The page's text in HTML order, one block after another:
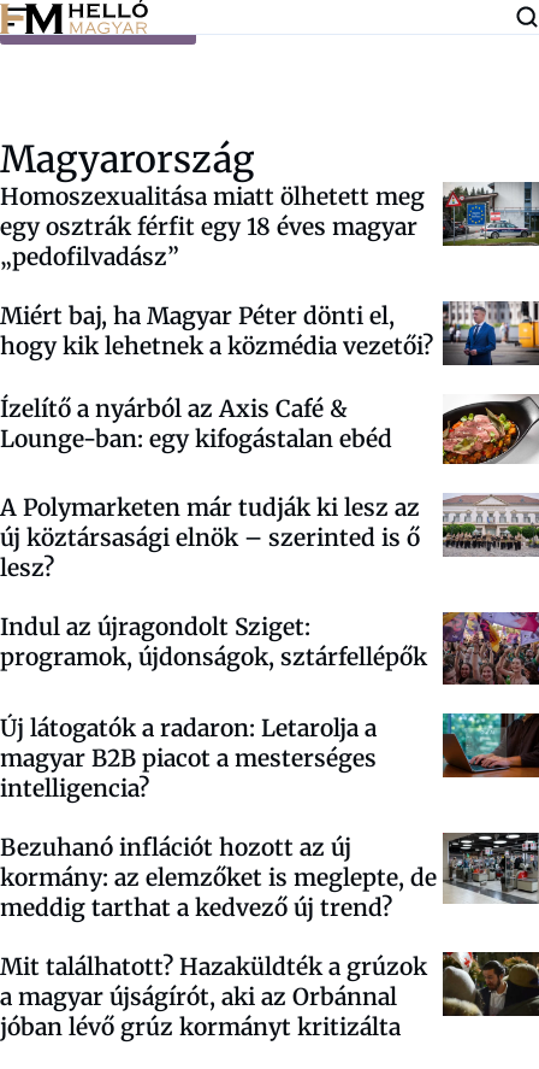
Ugrás a tartalomra
Magyarország
Homoszexualitása miatt ölhetett meg
egy osztrák férfit egy 18 éves magyar
„pedofilvadász”
Miért baj, ha Magyar Péter dönti el,
hogy kik lehetnek a közmédia vezetői?
Ízelítő a nyárból az Axis Café &
Lounge-ban: egy kifogástalan ebéd
A Polymarketen már tudják ki lesz az
új köztársasági elnök – szerinted is ő
lesz?
Indul az újragondolt Sziget:
programok, újdonságok, sztárfellépők
Új látogatók a radaron: Letarolja a
magyar B2B piacot a mesterséges
intelligencia?
Bezuhanó inflációt hozott az új
kormány: az elemzőket is meglepte, de
meddig tarthat a kedvező új trend?
Mit találhatott? Hazaküldték a grúzok
a magyar újságírót, aki az Orbánnal
jóban lévő grúz kormányt kritizálta